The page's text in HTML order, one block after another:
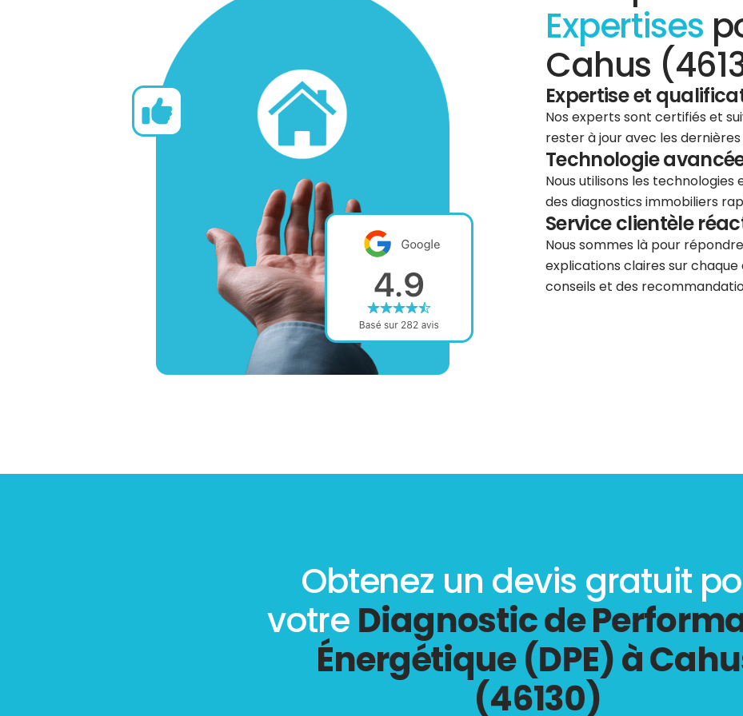
Expertises
Cahus
Expertise et
Nos experts sont certifiés et
rester à jour avec les
Technologie
Nous utilisons les
des diagnostics immobiliers
Service clientèle
Nous sommes là pour
explications claires sur
conseils et des
Obtenez un devis gratuit
votre Diagnostic de
Énergétique (DPE) à
(46130)